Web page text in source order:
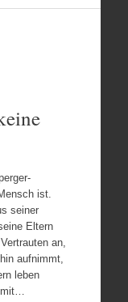
ist.
seiner
Eltern
an,
aufnimmt,
leben
mit…